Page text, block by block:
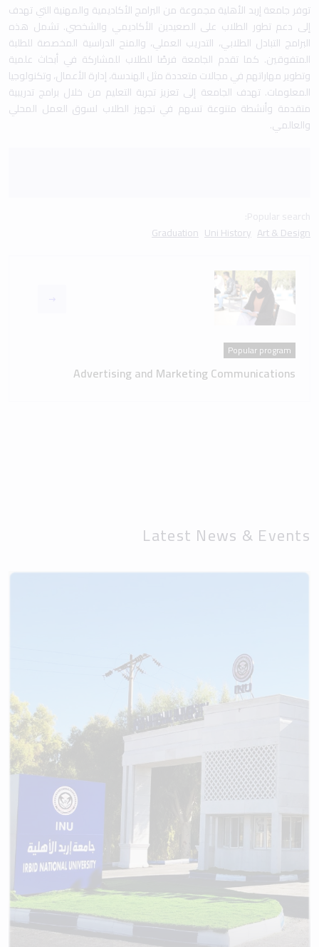
توفر جامعة إربد الأهلية مجموعة من البرامج الأكاديمية والمهنية التي تهدف
إلى دعم تطور الطلاب على الصعيدين الأكاديمي والشخصي. تشمل هذه
البرامج التبادل الطلابي، التدريب العملي، والمنح الدراسية المخصصة للطلبة
المتفوقين. كما تقدم الجامعة فرصًا للطلاب للمشاركة في أبحاث علمية
وتطوير مهاراتهم في مجالات متعددة مثل الهندسة، إدارة الأعمال، وتكنولوجيا
المعلومات. تهدف الجامعة إلى تعزيز تجربة التعليم من خلال برامج تدريبية
متقدمة وأنشطة متنوعة تسهم في تجهيز الطلاب لسوق العمل المحلي
والعالمي.
Art & Design
Uni History
Graduation
Popular program
Advertising and Marketing Communications
Latest News & Events